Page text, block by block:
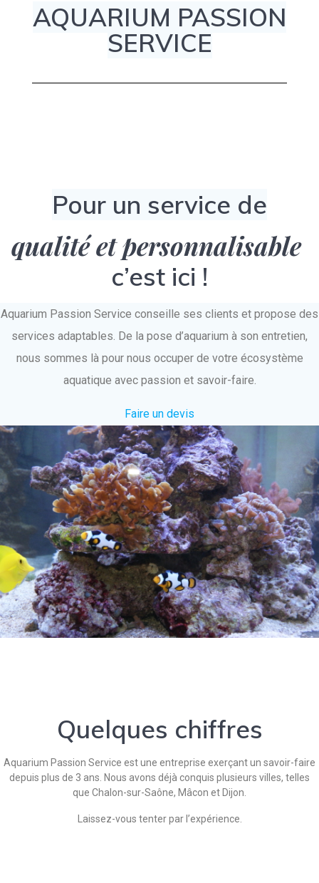
AQUARIUM PASSION
SERVICE
Pour un service de
qualité et personnalisable
c’est ici !
Aquarium Passion Service conseille ses clients et propose des
services adaptables. De la pose d’aquarium à son entretien,
nous sommes là pour nous occuper de votre écosystème
aquatique avec passion et savoir-faire.
Faire un devis
Quelques chiffres
Aquarium Passion Service est une entreprise exerçant un savoir-faire
depuis plus de 3 ans. Nous avons déjà conquis plusieurs villes, telles
que Chalon-sur-Saône, Mâcon et Dijon.
Laissez-vous tenter par l’expérience.